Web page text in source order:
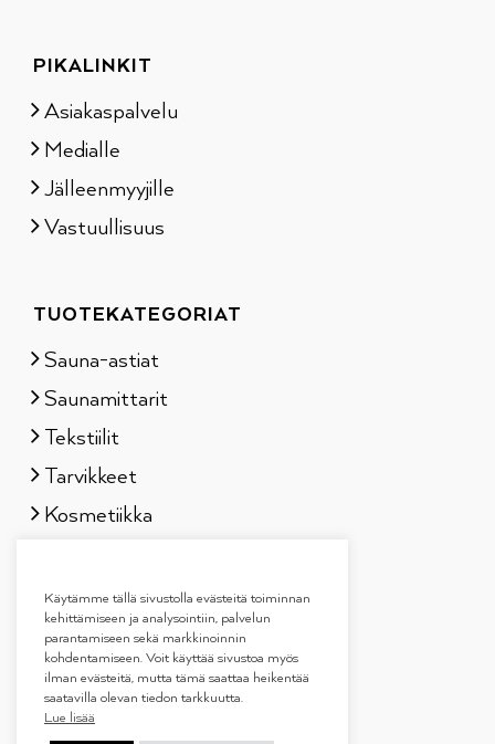
PIKALINKIT
Asiakaspalvelu
Medialle
Jälleenmyyjille
Vastuullisuus
TUOTEKATEGORIAT
Sauna-astiat
Saunamittarit
Tekstiilit
Tarvikkeet
Kosmetiikka
Lahjapakkaukset
Käytämme tällä sivustolla evästeitä toiminnan
kehittämiseen ja analysointiin, palvelun
parantamiseen sekä markkinoinnin
kohdentamiseen. Voit käyttää sivustoa myös
ilman evästeitä, mutta tämä saattaa heikentää
saatavilla olevan tiedon tarkkuutta.
Lue lisää